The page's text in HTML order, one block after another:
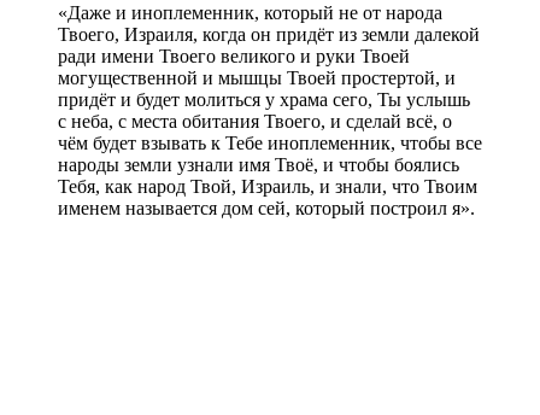
«Даже и иноплеменник, который не от народа
Твоего, Израиля, когда он придёт из земли далекой
ради имени Твоего великого и руки Твоей
могущественной и мышцы Твоей простертой, и
придёт и будет молиться у храма сего, Ты услышь
с неба, с места обитания Твоего, и сделай всё, о
чём будет взывать к Тебе иноплеменник, чтобы все
народы земли узнали имя Твоё, и чтобы боялись
Тебя, как народ Твой, Израиль, и знали, что Твоим
именем называется дом сей, который построил я».